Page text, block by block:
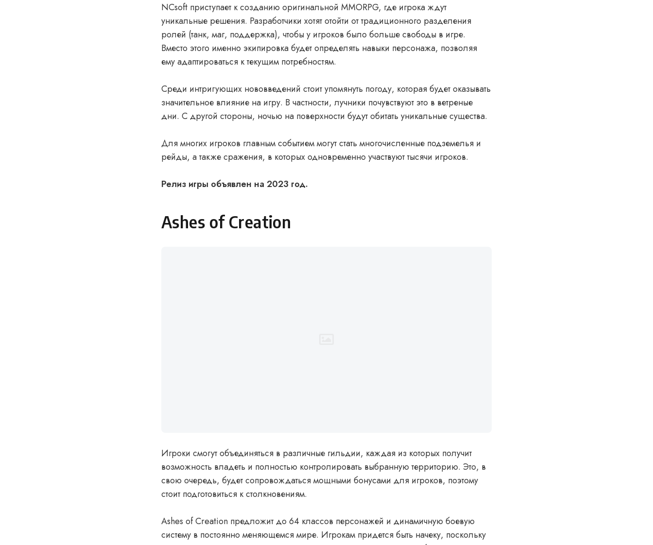
NCsoft приступает к созданию оригинальной MMORPG, где игрока ждут
уникальные решения. Разработчики хотят отойти от традиционного разделения
ролей (танк, маг, поддержка), чтобы у игроков было больше свободы в игре.
Вместо этого именно экипировка будет определять навыки персонажа, позволяя
ему адаптироваться к текущим потребностям.
Среди интригующих нововведений стоит упомянуть погоду, которая будет оказывать
значительное влияние на игру. В частности, лучники почувствуют это в ветреные
дни. С другой стороны, ночью на поверхности будут обитать уникальные существа.
Для многих игроков главным событием могут стать многочисленные подземелья и
рейды, а также сражения, в которых одновременно участвуют тысячи игроков.
Релиз игры объявлен на 2023 год.
Ashes of Creation
Игроки смогут объединяться в различные гильдии, каждая из которых получит
возможность владеть и полностью контролировать выбранную территорию. Это, в
свою очередь, будет сопровождаться мощными бонусами для игроков, поэтому
стоит подготовиться к столкновениям.
Ashes of Creation предложит до 64 классов персонажей и динамичную боевую
систему в постоянно меняющемся мире. Игрокам придется быть начеку, поскольку